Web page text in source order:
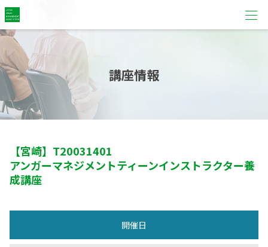
講座情報
【宮崎】 T20031401
アンガーマネジメントティーンインストラクター養
成講座
開催日